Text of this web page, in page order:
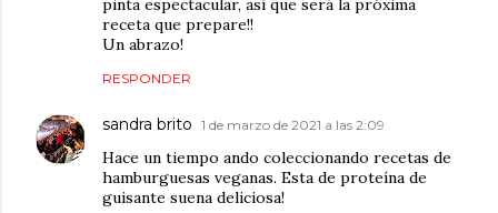
receta que prepare!!
Un abrazo!
RESPONDER
sandra brito 1 de marzo de 2021 a las 2:09
Hace un tiempo ando coleccionando recetas de
hamburguesas veganas. Esta de proteína de
guisante suena deliciosa!